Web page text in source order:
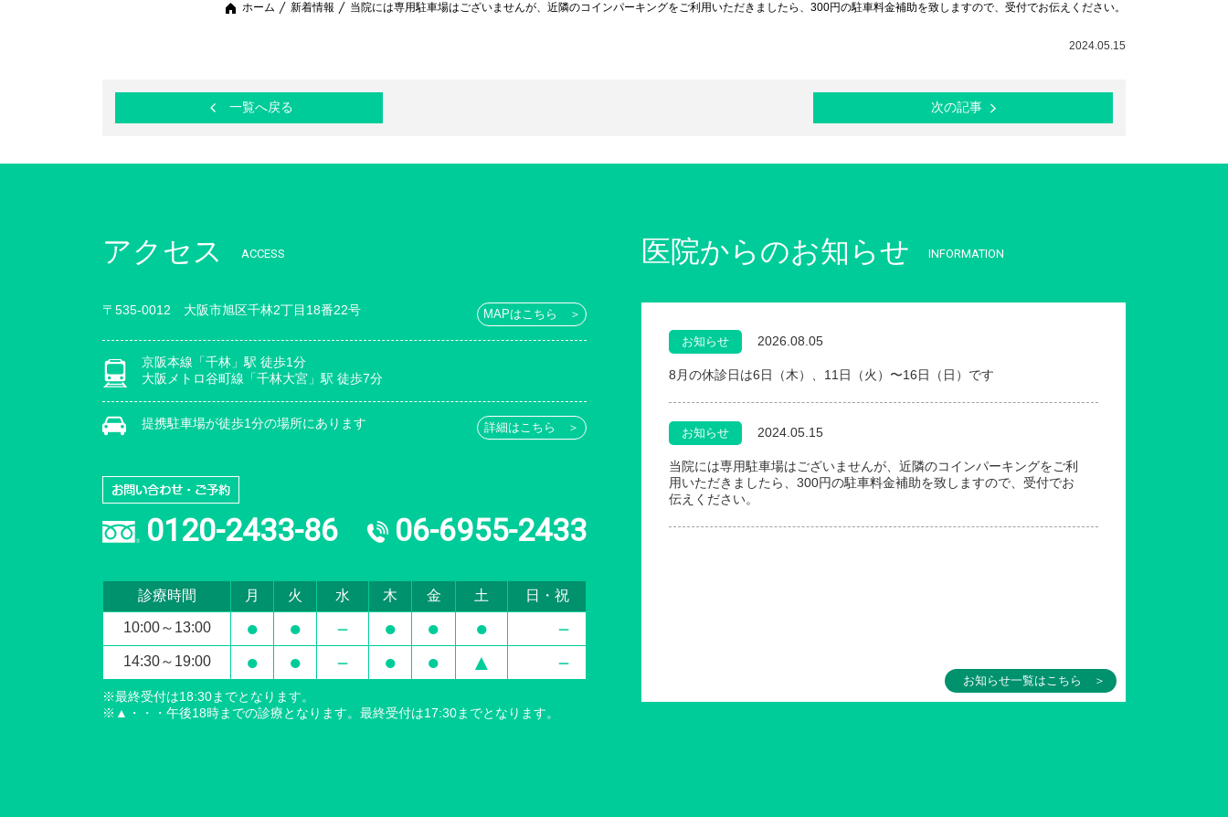
ホーム 新着情報 当院には専用駐車場はございませんが、近隣のコインパーキングをご利用いただきましたら、300円の駐車料金補助を致しますので、受付でお伝えください。
2024.05.15
一覧へ戻る 次の記事
医院からのお知らせ INFORMATION
お知らせ 2026.08.05
8月の休診日は6日（木）、11日（火）〜16日（日）です
お知らせ 2024.05.15
当院には専用駐車場はございませんが、近隣のコインパーキングをご利
用いただきましたら、300円の駐車料金補助を致しますので、受付でお
伝えください。
お知らせ一覧はこちら ＞
アクセス ACCESS
〒535-0012 大阪市旭区千林2丁目18番22号 MAPはこちら ＞
京阪本線「千林」駅 徒歩1分
大阪メトロ谷町線「千林大宮」駅 徒歩7分
提携駐車場が徒歩1分の場所にあります 詳細はこちら ＞
0120-2433-86 06-6955-2433
診療時間 月 火 水 木 金 土 日・祝
10:00～13:00 ● ● － ● ● ● －
14:30～19:00 ● ● － ● ● ▲ －
※最終受付は18:30までとなります。
※▲・・・午後18時までの診療となります。最終受付は17:30までとなります。